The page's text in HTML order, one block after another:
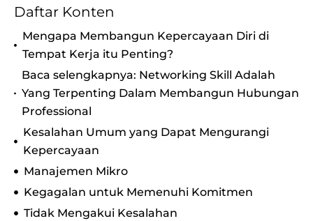
Daftar Konten
Mengapa Membangun Kepercayaan Diri di
Tempat Kerja itu Penting?
Baca selengkapnya: Networking Skill Adalah
Yang Terpenting Dalam Membangun Hubungan
Professional
Kesalahan Umum yang Dapat Mengurangi
Kepercayaan
Manajemen Mikro
Kegagalan untuk Memenuhi Komitmen
Tidak Mengakui Kesalahan